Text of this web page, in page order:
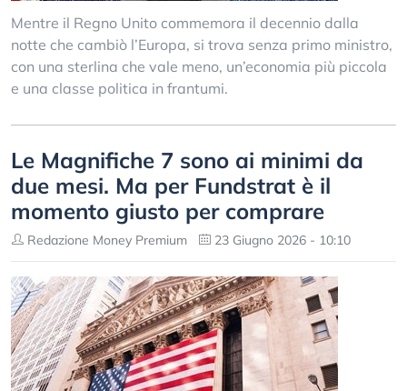
Mentre il Regno Unito commemora il decennio dalla
notte che cambiò l’Europa, si trova senza primo ministro,
con una sterlina che vale meno, un’economia più piccola
e una classe politica in frantumi.
Le Magnifiche 7 sono ai minimi da
due mesi. Ma per Fundstrat è il
momento giusto per comprare
Redazione Money Premium 23 Giugno 2026 - 10:10